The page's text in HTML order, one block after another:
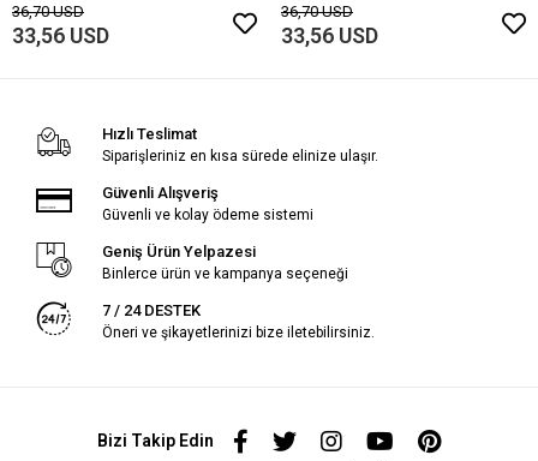
36,70 USD
33,56 USD
36,70 USD
33,56 USD
Hızlı Teslimat
Siparişleriniz en kısa sürede elinize ulaşır.
Güvenli Alışveriş
Güvenli ve kolay ödeme sistemi
Geniş Ürün Yelpazesi
Binlerce ürün ve kampanya seçeneği
7 / 24 DESTEK
Öneri ve şikayetlerinizi bize iletebilirsiniz.
Bizi Takip Edin